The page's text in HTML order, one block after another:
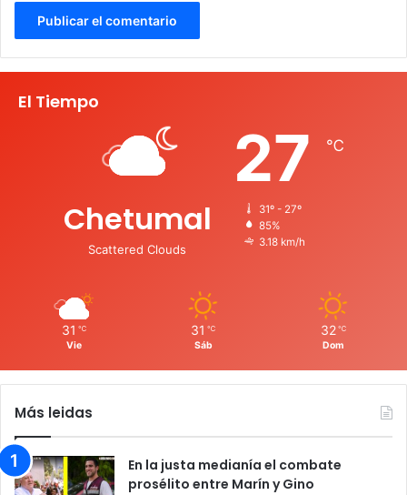
El Tiempo
Chetumal
Scattered Clouds
27 ℃
31º - 27º
85%
3.18 km/h
31 ℃
Vie
31 ℃
Sáb
32 ℃
Dom
Más leidas
En la justa medianía el combate
prosélito entre Marín y Gino